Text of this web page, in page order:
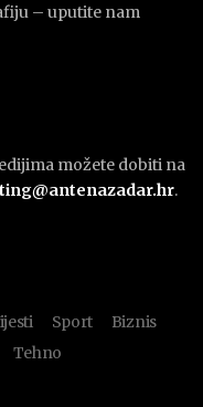
– uputite nam
možete dobiti na
.
Sport
Biznis
Tehno